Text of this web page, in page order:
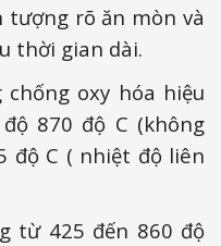
tượng rõ ăn mòn và
thời gian dài.
chống oxy hóa hiệu
870 độ C (không
độ C ( nhiệt độ liên
từ 425 đến 860 độ